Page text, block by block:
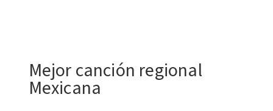
Mejor canción regional
Mexicana